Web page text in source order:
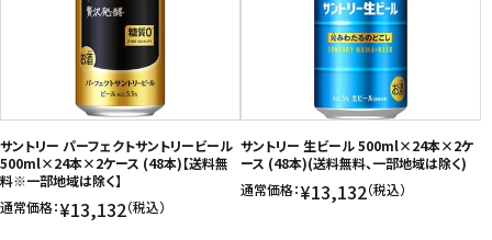
サントリー パーフェクトサントリービール
500ml×24本×2ケース (48本)【送料無
料※一部地域は除く】
通常価格：¥13,132（税込）
サントリー 生ビール 500ml×24本×2ケ
ース (48本)(送料無料、一部地域は除く)
通常価格：¥13,132（税込）